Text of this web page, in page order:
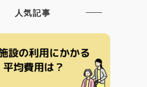
人気記事